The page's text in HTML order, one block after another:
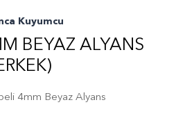
Kuyumcu
BEYAZ ALYANS
4mm Beyaz Alyans